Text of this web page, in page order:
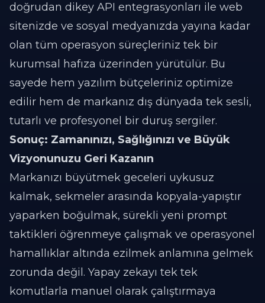
doğrudan dikey API entegrasyonları ile web
sitenizde ve sosyal medyanızda yayına kadar
olan tüm operasyon süreçleriniz tek bir
kurumsal hafıza üzerinden yürütülür. Bu
sayede hem yazılım bütçeleriniz optimize
edilir hem de markanız dış dünyada tek sesli,
tutarlı ve profesyonel bir duruş sergiler.
Sonuç: Zamanınızı, Sağlığınızı ve Büyük
Vizyonunuzu Geri Kazanın
Markanızı büyütmek geceleri uykusuz
kalmak, sekmeler arasında kopyala-yapıştır
yaparken boğulmak, sürekli yeni prompt
taktikleri öğrenmeye çalışmak ve operasyonel
hamallıklar altında ezilmek anlamına gelmek
zorunda değil. Yapay zekayı tek tek
komutlarla manuel olarak çalıştırmaya